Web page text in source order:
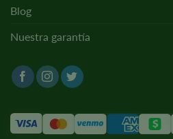
Blog
Nuestra garantía